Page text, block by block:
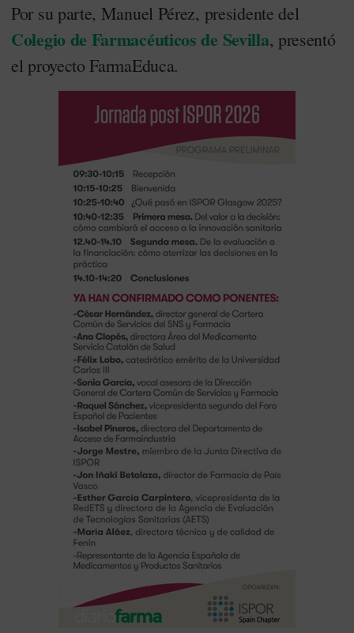
Por su parte, Manuel Pérez, presidente del
Colegio de Farmacéuticos de Sevilla, presentó
el proyecto FarmaEduca.